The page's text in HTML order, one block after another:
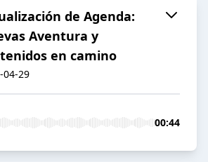
de Agenda:
Aventura y
en camino
04-29
00:44